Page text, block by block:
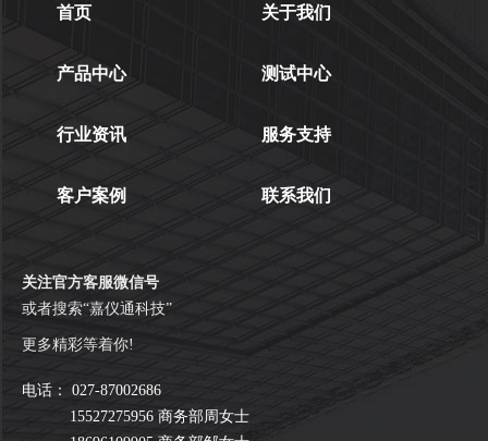
首页 关于我们
产品中心 测试中心
行业资讯 服务支持
客户案例 联系我们
关注官方客服微信号
或者搜索“嘉仪通科技”
更多精彩等着你!
电话：
027-87002686
15527275956 商务部周女士